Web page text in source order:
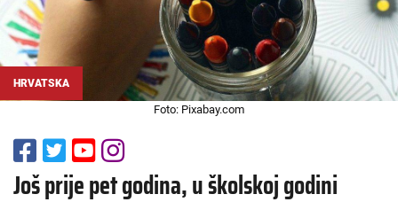
HRVATSKA
Foto: Pixabay.com
Još prije pet godina, u školskoj godini